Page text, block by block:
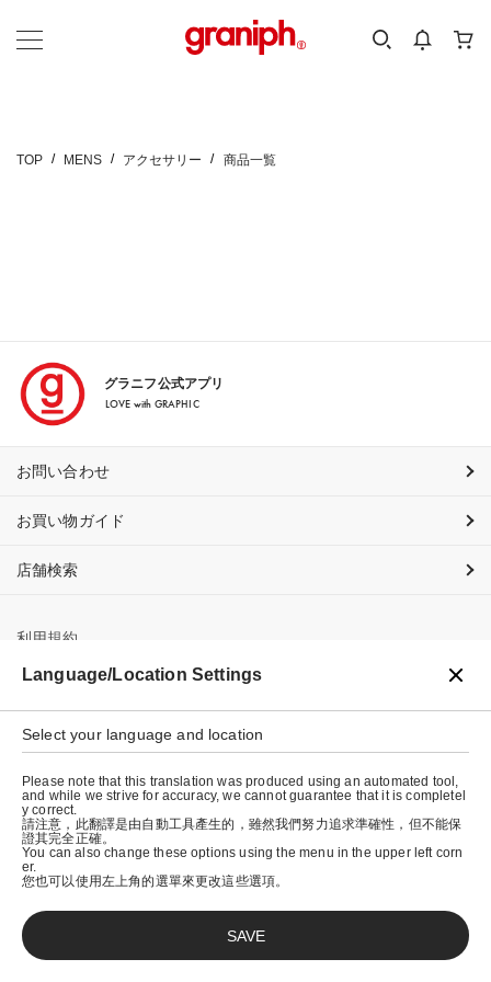
カテゴリーから探す
TOP MENS アクセサリー 商品一覧
グラニフ公式アプリ
LOVE with GRAPHIC
お問い合わせ
お買い物ガイド
店舗検索
利用規約
プライバシーポリシー
特定商取引法に基づく表示
会社概要
© graniph inc.
Language/Location Settings
Select your language and location
Please note that this translation was produced using an automated tool,
and while we strive for accuracy, we cannot guarantee that it is completel
y correct.
請注意，此翻譯是由自動工具產生的，雖然我們努力追求準確性，但不能保
證其完全正確。
You can also change these options using the menu in the upper left corn
er.
您也可以使用左上角的選單來更改這些選項。
SAVE